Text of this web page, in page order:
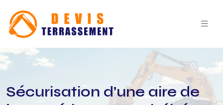
Sécurisation d’une aire de